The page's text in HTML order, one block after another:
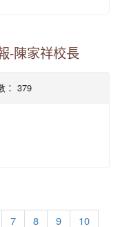
-陳家祥校長
： 379
7 8 9 10